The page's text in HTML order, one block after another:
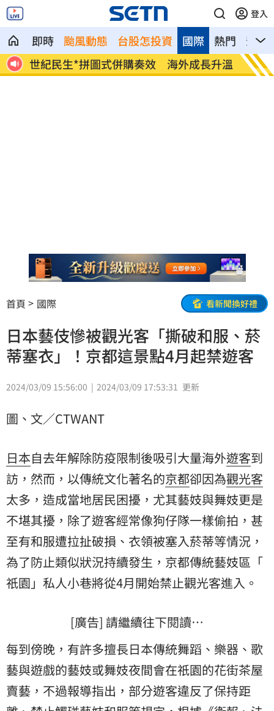
登入
即時 颱風動態 台股怎投資 熱門 影音
國際
中
世紀民生*拼圖式併購奏效 海外成長升溫 白海
首頁 國際 看新聞換好禮
日本藝伎慘被觀光客「撕破和服、菸
蒂塞衣」！京都這景點4月起禁遊客
2024/03/09 15:56:00 2024/03/09 17:53:31 更新
圖、文／CTWANT
日本自去年解除防疫限制後吸引大量海外遊客到
訪，然而，以傳統文化著名的京都卻因為觀光客
太多，造成當地居民困擾，尤其藝妓與舞妓更是
不堪其擾，除了遊客經常像狗仔隊一樣偷拍，甚
至有和服遭拉扯破損、衣領被塞入菸蒂等情況，
為了防止類似狀況持續發生，京都傳統藝妓區「
祇園 」私人小巷將從4月開始禁止觀光客進入。
[廣告] 請繼續往下閱讀…
每到傍晚，有許多擅長日本傳統舞蹈、樂器、歌
藝與遊戲的藝妓或舞妓夜間會在祇園的花街茶屋
賣藝，不過報導指出，部分遊客違反了保持距